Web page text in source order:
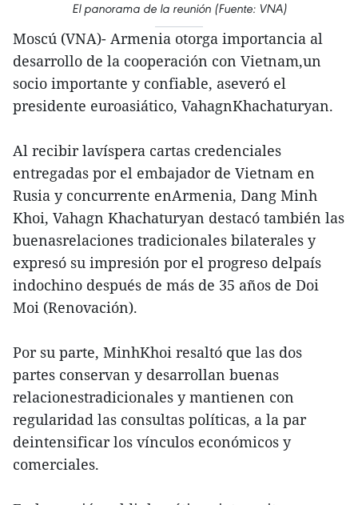
El panorama de la reunión (Fuente: VNA)
Moscú (VNA)- Armenia otorga importancia al
desarrollo de la cooperación con Vietnam,un
socio importante y confiable, aseveró el
presidente euroasiático, VahagnKhachaturyan.
Al recibir lavíspera cartas credenciales
entregadas por el embajador de Vietnam en
Rusia y concurrente enArmenia, Dang Minh
Khoi, Vahagn Khachaturyan destacó también las
buenasrelaciones tradicionales bilaterales y
expresó su impresión por el progreso delpaís
indochino después de más de 35 años de Doi
Moi (Renovación).
Por su parte, MinhKhoi resaltó que las dos
partes conservan y desarrollan buenas
relacionestradicionales y mantienen con
regularidad las consultas políticas, a la par
deintensificar los vínculos económicos y
comerciales.